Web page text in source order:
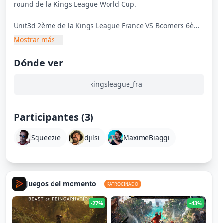
round de la Kings League World Cup.
Unit3d 2ème de la Kings League France VS Boomers 6ème
Mostrar más
Dónde ver
kingsleague_fra
Participantes (3)
Squeezie djilsi MaximeBiaggi
Juegos del momento PATROCINADO
-27% -43%